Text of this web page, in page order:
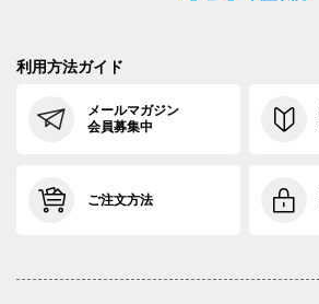
利用方法ガイド
メールマガジン
会員募集中
ご注文方法